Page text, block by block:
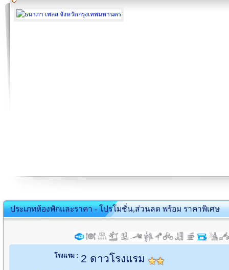
ประเภทห้องพักและราคา - โปรโมชั่น,ส่วนลด พร้อม ราคาพิเศษ
โรงแรม : 2 ดาวโรงแรม